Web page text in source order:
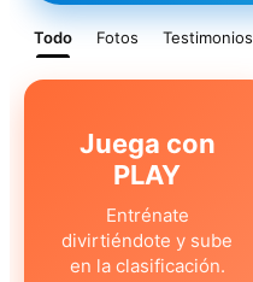
Todo Fotos Testimonios
Juega con
PLAY
Entrénate
divirtiéndote y sube
en la clasificación.